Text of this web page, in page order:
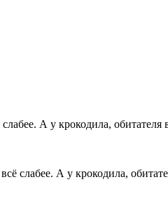
слабее. А у крокодила,